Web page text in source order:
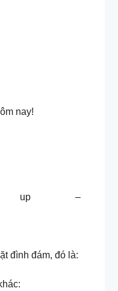
nay!
up –
đình đám, đó là: